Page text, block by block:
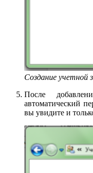
Создание учетной
После
автоматический
вы увидите и